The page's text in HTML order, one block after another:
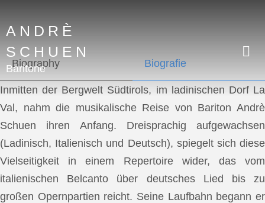
ANDRÈ
SCHUEN
Baritone
Biography Biografie
Inmitten der Bergwelt Südtirols, im ladinischen Dorf La
Val, nahm die musikalische Reise von Bariton Andrè
Schuen ihren Anfang. Dreisprachig aufgewachsen
(Ladinisch, Italienisch und Deutsch), spiegelt sich diese
Vielseitigkeit in einem Repertoire wider, das vom
italienischen Belcanto über deutsches Lied bis zu
großen Opernpartien reicht. Seine Laufbahn begann er